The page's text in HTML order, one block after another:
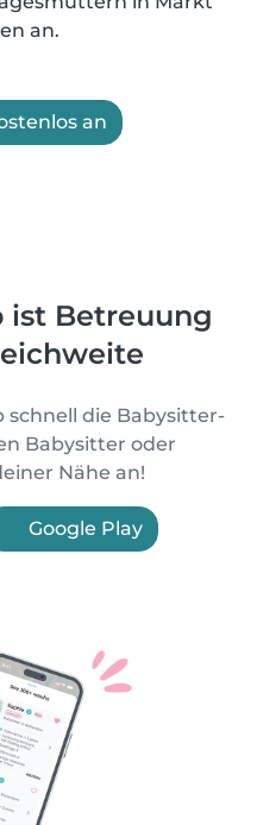
an.
an
ist Betreuung
schnell die Babysitter-
Babysitter oder
Nähe an!
Google Play